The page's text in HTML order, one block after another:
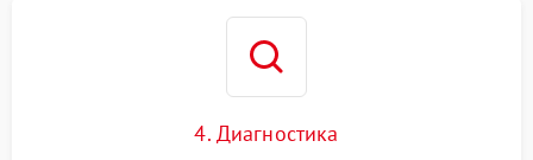
4. Диагностика